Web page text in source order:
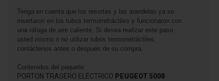
Tenga en cuenta que los resortes y las arandelas ya se
insertaron en los tubos termorretráctiles y funcionaron con
una ráfaga de aire caliente. Si desea realizar este paso
usted mismo o no utilizar tubos termorretráctiles,
contáctenos antes o después de su compra.
Contenidos del paquete:
PORTON TRASERO ELÉCTRICO PEUGEOT 5008